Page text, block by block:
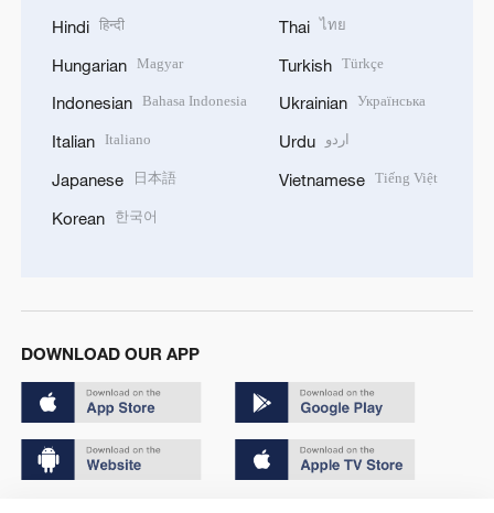
Hindi हिन्दी
Hungarian Magyar
Indonesian Bahasa Indonesia
Italian Italiano
Japanese 日本語
Korean 한국어
Thai ไทย
Turkish Türkçe
Ukrainian Українська
Urdu اردو
Vietnamese Tiếng Việt
DOWNLOAD OUR APP